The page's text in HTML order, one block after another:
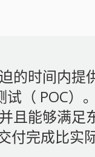
的时间内提
（ POC）
能够满足
完成比实